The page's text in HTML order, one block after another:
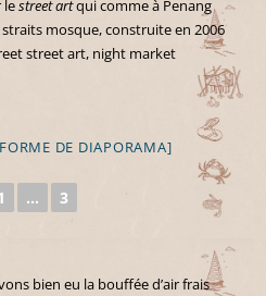
lestreet artqui comme à Penang
mosque, construite en 2006
street art, night market
DE DIAPORAMA]
... 3
bien eu la bouffée d’air frais